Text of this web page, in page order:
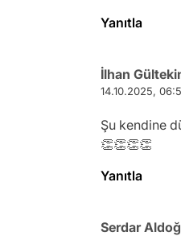
Yanıtla
İlhan
14.10.2025,
Şu kendine
👏👏👏👏
Yanıtla
Serdar